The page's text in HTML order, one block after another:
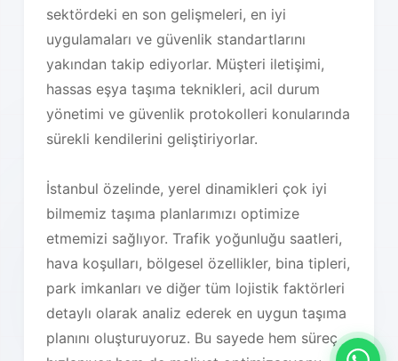
sektördeki en son gelişmeleri, en iyi
uygulamaları ve güvenlik standartlarını
yakından takip ediyorlar. Müşteri iletişimi,
hassas eşya taşıma teknikleri, acil durum
yönetimi ve güvenlik protokolleri konularında
sürekli kendilerini geliştiriyorlar.
İstanbul özelinde, yerel dinamikleri çok iyi
bilmemiz taşıma planlarımızı optimize
etmemizi sağlıyor. Trafik yoğunluğu saatleri,
hava koşulları, bölgesel özellikler, bina tipleri,
park imkanları ve diğer tüm lojistik faktörleri
detaylı olarak analiz ederek en uygun taşıma
planını oluşturuyoruz. Bu sayede hem süreç